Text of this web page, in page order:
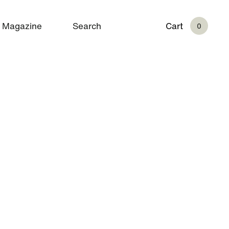
Magazine Search Cart 0